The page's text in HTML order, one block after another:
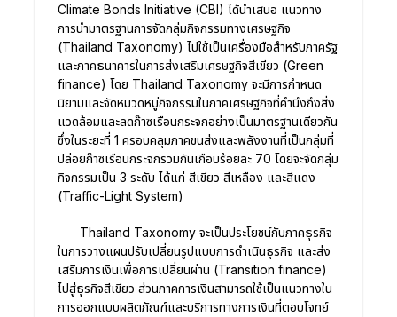
Climate Bonds Initiative (CBI) ได้นำเสนอ แนวทาง
การนำมาตรฐานการจัดกลุ่มกิจกรรมทางเศรษฐกิจ
(Thailand Taxonomy) ไปใช้เป็นเครื่องมือสำหรับภาครัฐ
และภาคธนาคารในการส่งเสริมเศรษฐกิจสีเขียว (Green
finance) โดย Thailand Taxonomy จะมีการกำหนด
นิยามและจัดหมวดหมู่กิจกรรมในภาคเศรษฐกิจที่คำนึงถึงสิ่ง
แวดล้อมและลดก๊าซเรือนกระจกอย่างเป็นมาตรฐานเดียวกัน
ซึ่งในระยะที่ 1 ครอบคลุมภาคขนส่งและพลังงานที่เป็นกลุ่มที่
ปล่อยก๊าซเรือนกระจกรวมกันเกือบร้อยละ 70 โดยจะจัดกลุ่ม
กิจกรรมเป็น 3 ระดับ ได้แก่ สีเขียว สีเหลือง และสีแดง
(Traffic-Light System)
Thailand Taxonomy จะเป็นประโยชน์กับภาคธุรกิจ
ในการวางแผนปรับเปลี่ยนรูปแบบการดำเนินธุรกิจ และส่ง
เสริมการเงินเพื่อการเปลี่ยนผ่าน (Transition finance)
ไปสู่ธุรกิจสีเขียว ส่วนภาคการเงินสามารถใช้เป็นแนวทางใน
การออกแบบผลิตภัณฑ์และบริการทางการเงินที่ตอบโจทย์